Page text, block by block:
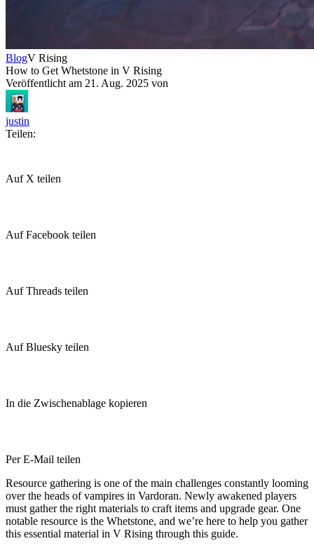
BlogV Rising
How to Get Whetstone in V Rising
Veröffentlicht am 21. Aug. 2025 von
justin
Teilen:
Auf X teilen
Auf Facebook teilen
Auf Threads teilen
Auf Bluesky teilen
In die Zwischenablage kopieren
Per E-Mail teilen
Resource gathering is one of the main challenges constantly looming
over the heads of vampires in Vardoran. Newly awakened players
must gather the right materials to craft items and upgrade gear. One
notable resource is the Whetstone, and we’re here to help you gather
this essential material in V Rising through this guide.